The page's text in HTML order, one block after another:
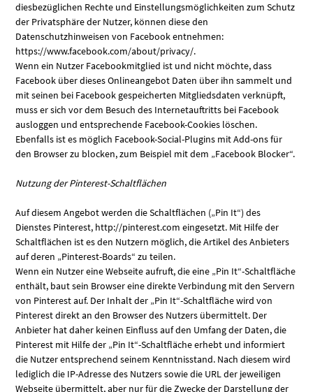
diesbezüglichen Rechte und Einstellungsmöglichkeiten zum Schutz
der Privatsphäre der Nutzer, können diese den
Datenschutzhinweisen von Facebook entnehmen:
https://www.facebook.com/about/privacy/.
Wenn ein Nutzer Facebookmitglied ist und nicht möchte, dass
Facebook über dieses Onlineangebot Daten über ihn sammelt und
mit seinen bei Facebook gespeicherten Mitgliedsdaten verknüpft,
muss er sich vor dem Besuch des Internetauftritts bei Facebook
ausloggen und entsprechende Facebook-Cookies löschen.
Ebenfalls ist es möglich Facebook-Social-Plugins mit Add-ons für
den Browser zu blocken, zum Beispiel mit dem „Facebook Blocker“.
Nutzung der Pinterest-Schaltflächen
Auf diesem Angebot werden die Schaltflächen („Pin It“) des
Dienstes Pinterest, http://pinterest.com eingesetzt. Mit Hilfe der
Schaltflächen ist es den Nutzern möglich, die Artikel des Anbieters
auf deren „Pinterest-Boards“ zu teilen.
Wenn ein Nutzer eine Webseite aufruft, die eine „Pin It“-Schaltfläche
enthält, baut sein Browser eine direkte Verbindung mit den Servern
von Pinterest auf. Der Inhalt der „Pin It“-Schaltfläche wird von
Pinterest direkt an den Browser des Nutzers übermittelt. Der
Anbieter hat daher keinen Einfluss auf den Umfang der Daten, die
Pinterest mit Hilfe der „Pin It“-Schaltfläche erhebt und informiert
die Nutzer entsprechend seinem Kenntnisstand. Nach diesem wird
lediglich die IP-Adresse des Nutzers sowie die URL der jeweiligen
Webseite übermittelt, aber nur für die Zwecke der Darstellung der